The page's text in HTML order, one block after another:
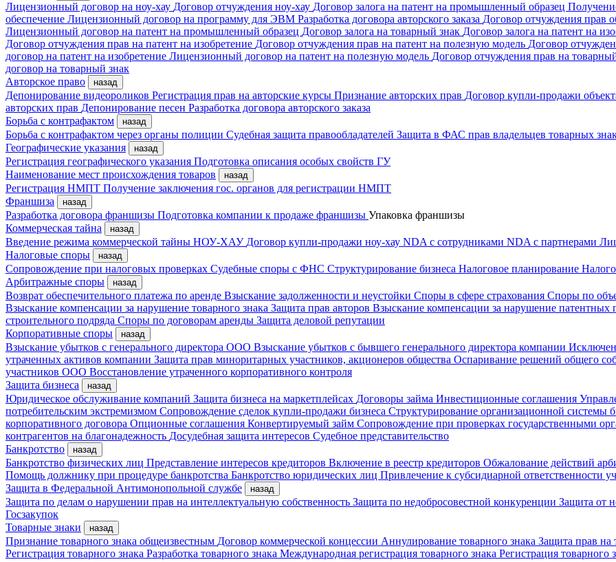
Лицензионный договор на ноу-хау Договор отчуждения ноу-хау Договор залога на патент на промышленный образец
обеспечение Лицензионный договор на программу для ЭВМ Разработка договора авторского заказа Договор отчуждения прав
Лицензионный договор на патент на промышленный образец Договор залога на товарный знак Договор залога на патент на
Договор отчуждения прав на патент на изобретение Договор отчуждения прав на патент на полезную модель Договор
договор на патент на изобретение Лицензионный договор на патент на полезную модель Договор отчуждения прав на
договор на товарный знак
Авторское право
назад
Депонирование видеороликов Регистрация прав на авторские курсы Признание авторских прав Договор купли-продажи
авторских прав Депонирование песен Разработка договора авторского заказа
Борьба с контрафактом
назад
Борьба с контрафактом через органы полиции Судебная защита правообладателей Защита в ФАС прав владельцев товарных
Географические указания
назад
Регистрация географического указания Подготовка описания особых свойств ГУ
Наименование мест происхождения товаров
назад
Регистрация НМПТ Получение заключения гос. органов для регистрации НМПТ
Франшиза
назад
Разработка договора франшизы Подготовка компании к продаже франшизы Упаковка франшизы
Коммерческая тайна
назад
Введение режима коммерческой тайны НОУ-ХАУ Договор купли-продажи ноу-хау NDA с сотрудниками NDA с партнерами
Налоговые споры
назад
Сопровождение при налоговых проверках Судебные споры с ФНС Структурирование бизнеса Налоговое планирование
Арбитражные споры
назад
Возврат обеспечительного платежа по аренде Взыскание задолженности и неустойки Споры в сфере страхования Споры по
Взыскание компенсации за нарушение товарного знака Защита прав авторов Взыскание компенсации за нарушение патентных
строительного подряда Споры по договорам аренды Защита деловой репутации
Корпоративные споры
назад
Взыскание убытков с генерального директора ООО Взыскание убытков с бывшего генерального директора компании
утраченных активов компании Защита прав миноритарных участников, акционеров общества Оспаривание решений общего
участников ООО Восстановление утраченного корпоративного контроля
Защита бизнеса
назад
Юридическое обслуживание компаний Защита бизнеса на маркетплейсах Договоры займа Инвестиционные соглашения
потребительским экстремизмом Сопровождение сделок купли-продажи бизнеса Структурирование организационной системы
корпоративного договора Опционные соглашения Конвертируемый займ Сопровождение при проверках государственными
контрагентов на благонадежность Досудебная защита интересов Судебное представительство
Банкротство
назад
Банкротство физических лиц Представление интересов кредиторов Включение в реестр кредиторов Обжалование действий
Помощь должнику при процедуре банкротства Банкротство юридических лиц Привлечение к субсидиарной ответственности
Защита в Федеральной Антимонопольной службе
назад
Защита по делам о нарушении прав на интеллектуальную собственность Защита по недобросовестной конкуренции Защита от
Госзакупок
Товарные знаки
назад
Признание товарного знака общеизвестным Договор коммерческой концессии Аннулирование товарного знака Защита прав на
Регистрация товарного знака Разработка товарного знака Международная регистрация товарного знака Регистрация товарного